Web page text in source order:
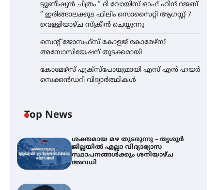
ട്യുണീഷ്യൻ ചിത്രം ” ദി വോയിസ് ഓഫ് ഹിന്ദ് റജബ്
” ഇരിങ്ങാലക്കുട ഫിലിം സൊസൈറ്റി ആഗസ്റ്റ് 7
വെള്ളിയാഴ്ച സ്‌ക്രീൻ ചെയ്യുന്നു
സെന്റ് ജോസഫ്സ് കോളജ് കോമേഴ്‌സ്
അസോസിയേഷന് തുടക്കമായി
കോമേഴ്സ് എക്സ്പോയുമായി എസ് എൻ ഹയർ
സെക്കൻഡറി വിദ്യാർത്ഥികൾ
Top News
ശക്തമായ മഴ തുടരുന്നു – തൃശൂർ
ജില്ലയിൽ എല്ലാ വിദ്യാഭ്യാസ
സ്ഥാപനങ്ങൾക്കും ശനിയാഴ്ച
അവധി